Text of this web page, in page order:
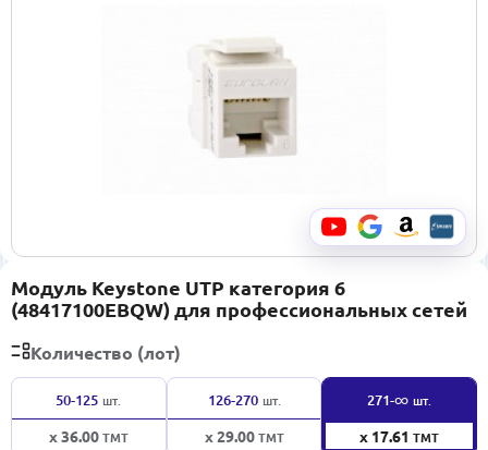
Модуль Keystone UTP категория 6
(48417100EBQW) для профессиональных сетей
Количество (лот)
50-125 шт.
x 36.00ТМТ
126-270 шт.
x 29.00ТМТ
271-∞ шт.
x 17.61ТМТ